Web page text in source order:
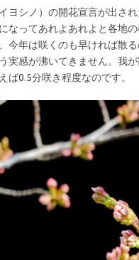
ヨシノ）の開花宣言が出さ
なってあれよあれよと各地
今年は咲くのも早ければ散
実感が沸いてきません。我
ば0.5分咲き程度なのです。